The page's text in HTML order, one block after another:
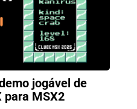
jogável de
para MSX2